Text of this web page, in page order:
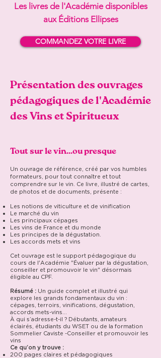
Les livres de l'Académie disponibles
aux Éditions Ellipses
COMMANDEZ VOTRE LIVRE
Présentation des ouvrages
pédagogiques de l'Académie
des Vins et Spiritueux
Tout sur le vin...ou presque
Un ouvrage de référence, créé par vos humbles
formateurs, pour tout connaître et tout
comprendre sur le vin. Ce livre, illustré de cartes,
de photos et de documents, présente :
Les notions de viticulture et de vinification
Le marché du vin
Les principaux cépages
Les vins de France et du monde
Les principes de la dégustation.
Les accords mets et vins
Cet ouvrage est le support pédagogique du
cours de l'Académie "Évaluer par la dégustation,
conseiller et promouvoir le vin" désormais
éligible au CPF.
Résumé : Un guide complet et illustré qui
explore les grands fondamentaux du vin :
cépages, terroirs, vinifications, dégustation,
accords mets-vins…
À qui s’adresse-t-il ? Débutants, amateurs
éclairés, étudiants du WSET ou de la formation
Sommelier Caviste -Conseiller et promouvoir les
vins
Ce qu’on y trouve :
200 pages claires et pédagogiques